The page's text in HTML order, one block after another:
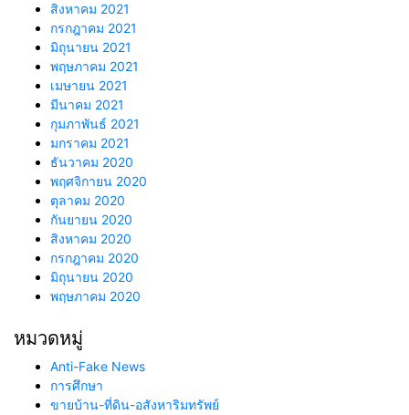
สิงหาคม 2021
กรกฎาคม 2021
มิถุนายน 2021
พฤษภาคม 2021
เมษายน 2021
มีนาคม 2021
กุมภาพันธ์ 2021
มกราคม 2021
ธันวาคม 2020
พฤศจิกายน 2020
ตุลาคม 2020
กันยายน 2020
สิงหาคม 2020
กรกฎาคม 2020
มิถุนายน 2020
พฤษภาคม 2020
หมวดหมู่
Anti-Fake News
การศึกษา
ขายบ้าน-ที่ดิน-อสังหาริมทรัพย์